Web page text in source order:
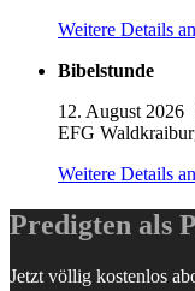
Weitere Details
Bibelstunde
12. August 2026
EFG
Weitere Details
Predigten als
Jetzt völlig kostenlos